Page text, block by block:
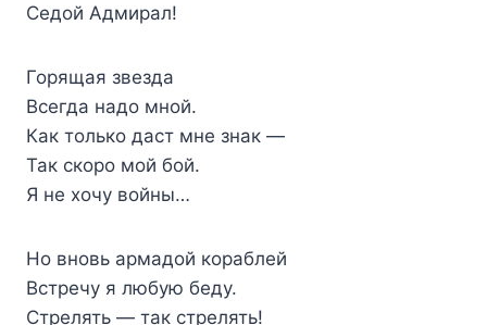
Седой Адмирал!
Горящая звезда
Всегда надо мной.
Как только даст мне знак —
Так скоро мой бой.
Я не хочу войны…
Но вновь армадой кораблей
Встречу я любую беду.
Стрелять — так стрелять!